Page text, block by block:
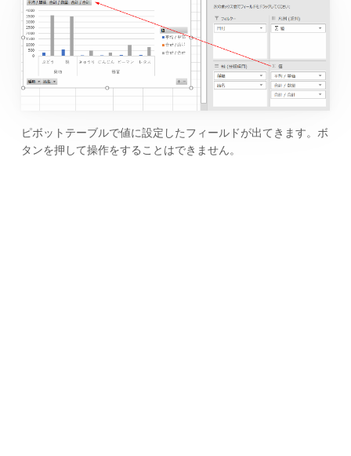
ピボットテーブルで値に設定したフィールドが出てきます。ボ
タンを押して操作をすることはできません。